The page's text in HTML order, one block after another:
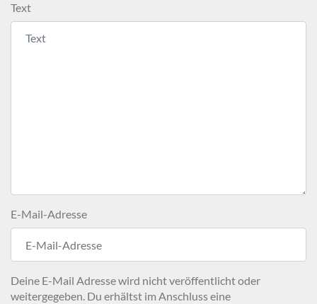
Text
E-Mail-Adresse
Deine E-Mail Adresse wird nicht veröffentlicht oder
weitergegeben. Du erhältst im Anschluss eine